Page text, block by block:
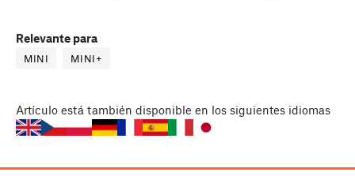
Relevante para
MINI MINI+
Artículo está también disponible en los siguientes idiomas